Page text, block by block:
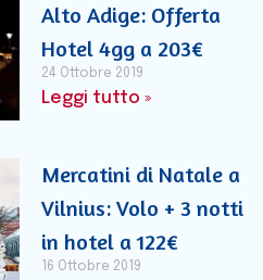
Alto Adige: Offerta
Hotel 4gg a 203€
24 Ottobre 2019
Leggi tutto »
Mercatini di Natale a
Vilnius: Volo + 3 notti
in hotel a 122€
16 Ottobre 2019